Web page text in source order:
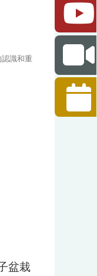
識和重
盆栽